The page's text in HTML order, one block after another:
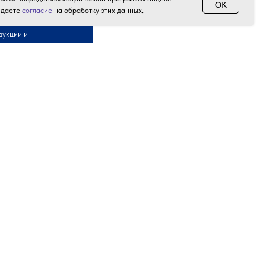
и
согласие на обработку этих данных.
OK